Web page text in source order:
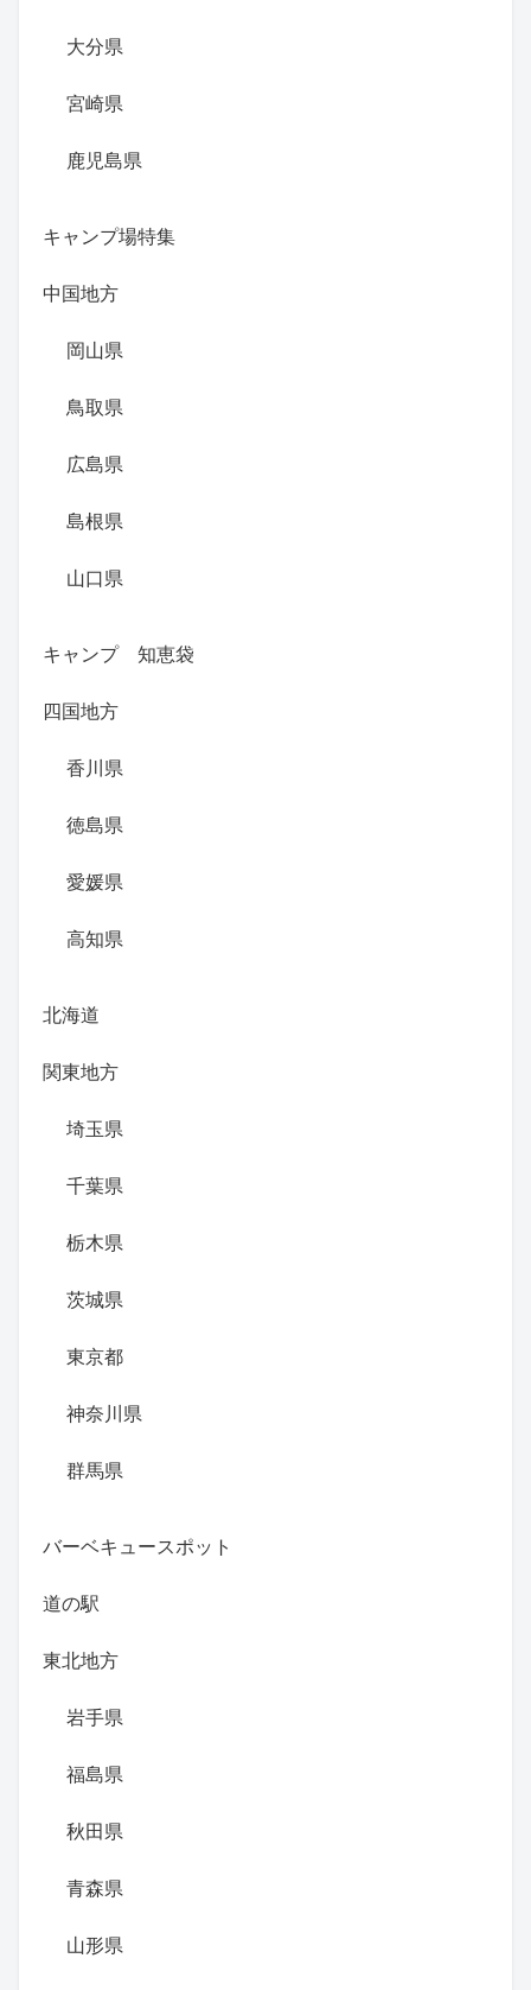
大分県
宮崎県
鹿児島県
キャンプ場特集
中国地方
岡山県
鳥取県
広島県
島根県
山口県
キャンプ 知恵袋
四国地方
香川県
徳島県
愛媛県
高知県
北海道
関東地方
埼玉県
千葉県
栃木県
茨城県
東京都
神奈川県
群馬県
バーベキュースポット
道の駅
東北地方
岩手県
福島県
秋田県
青森県
山形県